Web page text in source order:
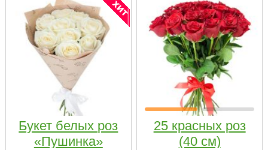
Букет белых роз
«Пушинка»
25 красных роз
(40 см)